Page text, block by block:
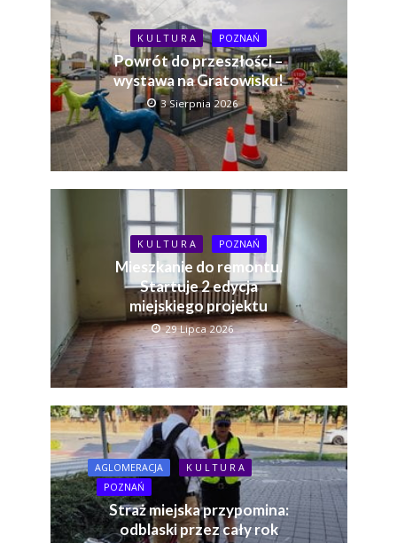
K U L T U R A POZNAŃ
Powrót do przeszłości –
wystawa na Gratowisku!
3 Sierpnia 2026
K U L T U R A POZNAŃ
Mieszkanie do remontu.
Startuje 2 edycja
miejskiego projektu
29 Lipca 2026
AGLOMERACJA
K U L T U R A
POZNAŃ
Straż miejska przypomina:
odblaski przez cały rok